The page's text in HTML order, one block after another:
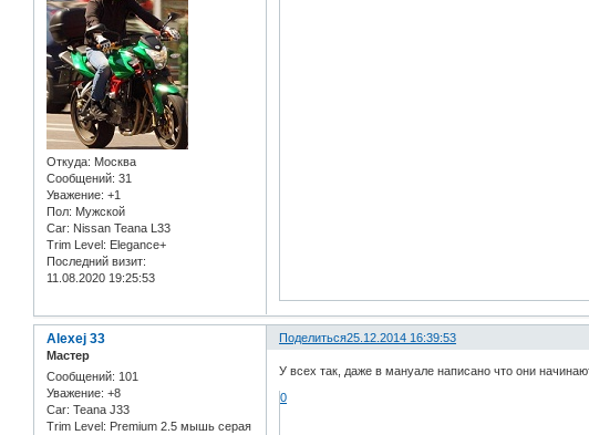
Откуда: Москва
Сообщений: 31
Уважение: +1
Пол: Мужской
Car: Nissan Teana L33
Trim Level: Elegance+
Последний визит:
11.08.2020 19:25:53
Поделиться25.12.2014 16:39:53
Alexej 33
Мастер
Сообщений: 101
Уважение: +8
Car: Teana J33
Trim Level: Premium 2.5 мышь серая
У всех так, даже в мануале написано что они
0